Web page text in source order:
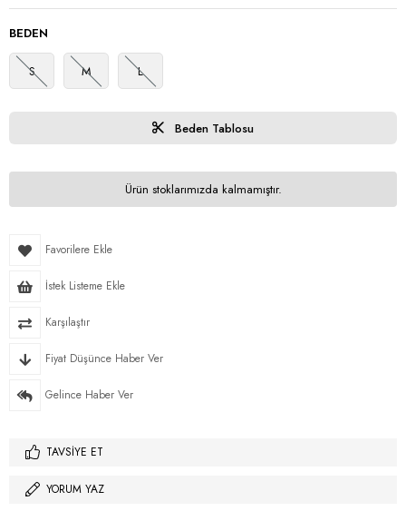
BEDEN
S M L
Beden Tablosu
Ürün stoklarımızda kalmamıştır.
Favorilere Ekle
İstek Listeme Ekle
Karşılaştır
Fiyat Düşünce Haber Ver
Gelince Haber Ver
TAVSIYE ET
YORUM YAZ